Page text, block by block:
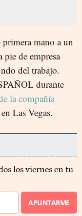
primera mano a un
pie de empresa
del trabajo.
durante
la compañía
Las Vegas.
los viernes en tu
APUNTARME